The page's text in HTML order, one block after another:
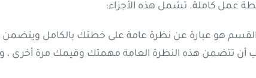
عمل كاملة. تشمل هذه الأجزاء:
هو عبارة عن نظرة عامة على خطتك بالكامل
أن تتضمن هذه النظرة العامة مهمتك وقيمك مرة أخرى ،